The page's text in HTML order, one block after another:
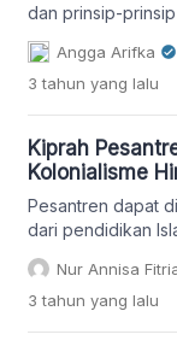
dan prinsip-
kerangka berpikir
mengatasi
Angga Arifka
3 tahun yang lalu
Kiprah
Kolonialisme
Pesantren dapat
dari pendidikan
karena didirikan
kebutuhan zaman.
Nur Annisa
3 tahun yang lalu